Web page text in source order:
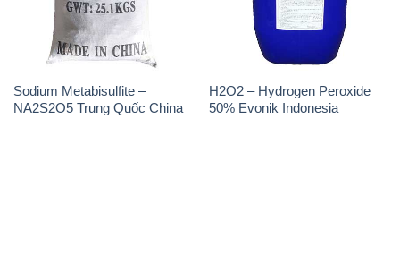
Sodium Metabisulfite –
NA2S2O5 Trung Quốc China
H2O2 – Hydrogen Peroxide
50% Evonik Indonesia